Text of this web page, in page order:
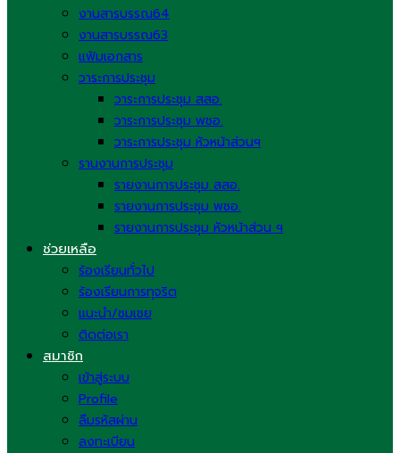
งานสารบรรณ64
งานสารบรรณ63
แฟ้มเอกสาร
วาระการประชุม
วาระการประชุม สสอ.
วาระการประชุม พชอ.
วาระการประชุม หัวหน้าส่วนฯ
รานงานการประชุม
รายงานการประชุม สสอ.
รายงานการประชุม พชอ.
รายงานการประชุม หัวหน้าส่วน ฯ
ช่วยเหลือ
ร้องเรียนทั่วไป
ร้องเรียนการทุจริต
แนะนำ/ชมเชย
ติดต่อเรา
สมาชิก
เข้าสู่ระบบ
Profile
ลืมรหัสผ่าน
ลงทะเบียน